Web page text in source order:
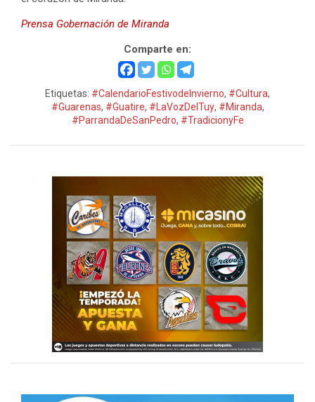
Prensa Gobernación de Miranda
Comparte en:
Etiquetas: #CalendarioFestivodeInvierno, #Cultura,
#Guarenas, #Guatire, #LaVozDelTuy, #Miranda,
#ParrandaDeSanPedro, #TradicionyFe